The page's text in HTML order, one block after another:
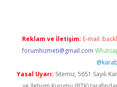
Reklam ve İletişim: E-mail:
forumhizmeti@gmail.com
Yasal Uyarı: Sitemiz, 5651 Sayılı